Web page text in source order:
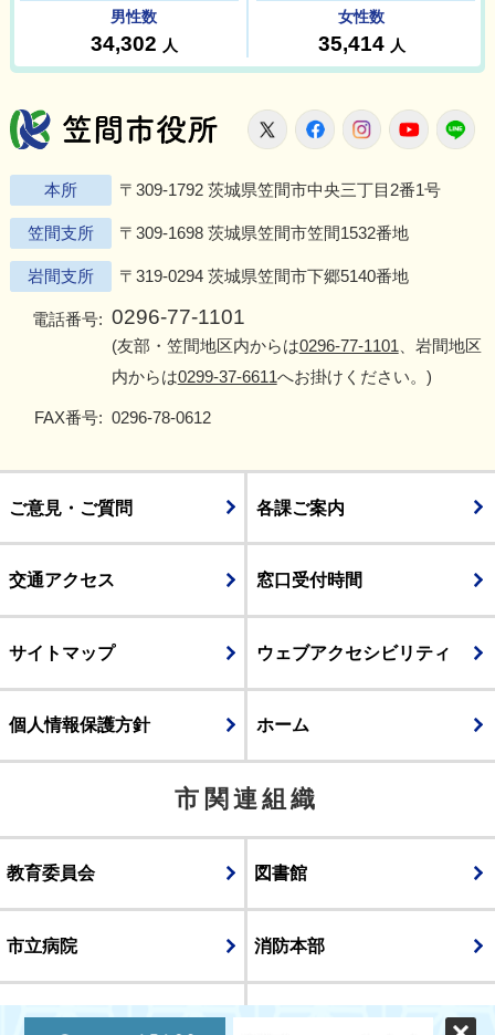
笠間市役所
X FacebookInstagram
本所 〒309-1792 茨城県笠間市中央三丁目2番1号
笠間支所 〒309-1698 茨城県笠間市笠間1532番地
岩間支所 〒319-0294 茨城県笠間市下郷5140番地
電話番号: 0296-77-1101
(友部・笠間地区内からは0296-77-1101 、岩間地区
内からは0299-37-6611へお掛けください。)
FAX番号: 0296-78-0612
ご意見・ご質問 各課ご案内
交通アクセス 窓口受付時間
サイトマップ ウェブアクセシビリティ
個人情報保護方針 ホーム
市関連組織
教育委員会 図書館
市立病院 消防本部
議会